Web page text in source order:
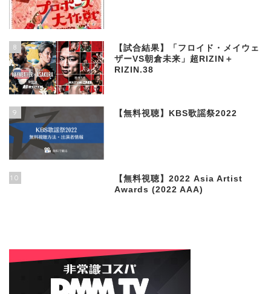
8
【試合結果】「フロイド・メイウェ
ザーVS朝倉未来」超RIZIN＋
RIZIN.38
9 【無料視聴】KBS歌謡祭2022
10
【無料視聴】2022 Asia Artist
Awards (2022 AAA)